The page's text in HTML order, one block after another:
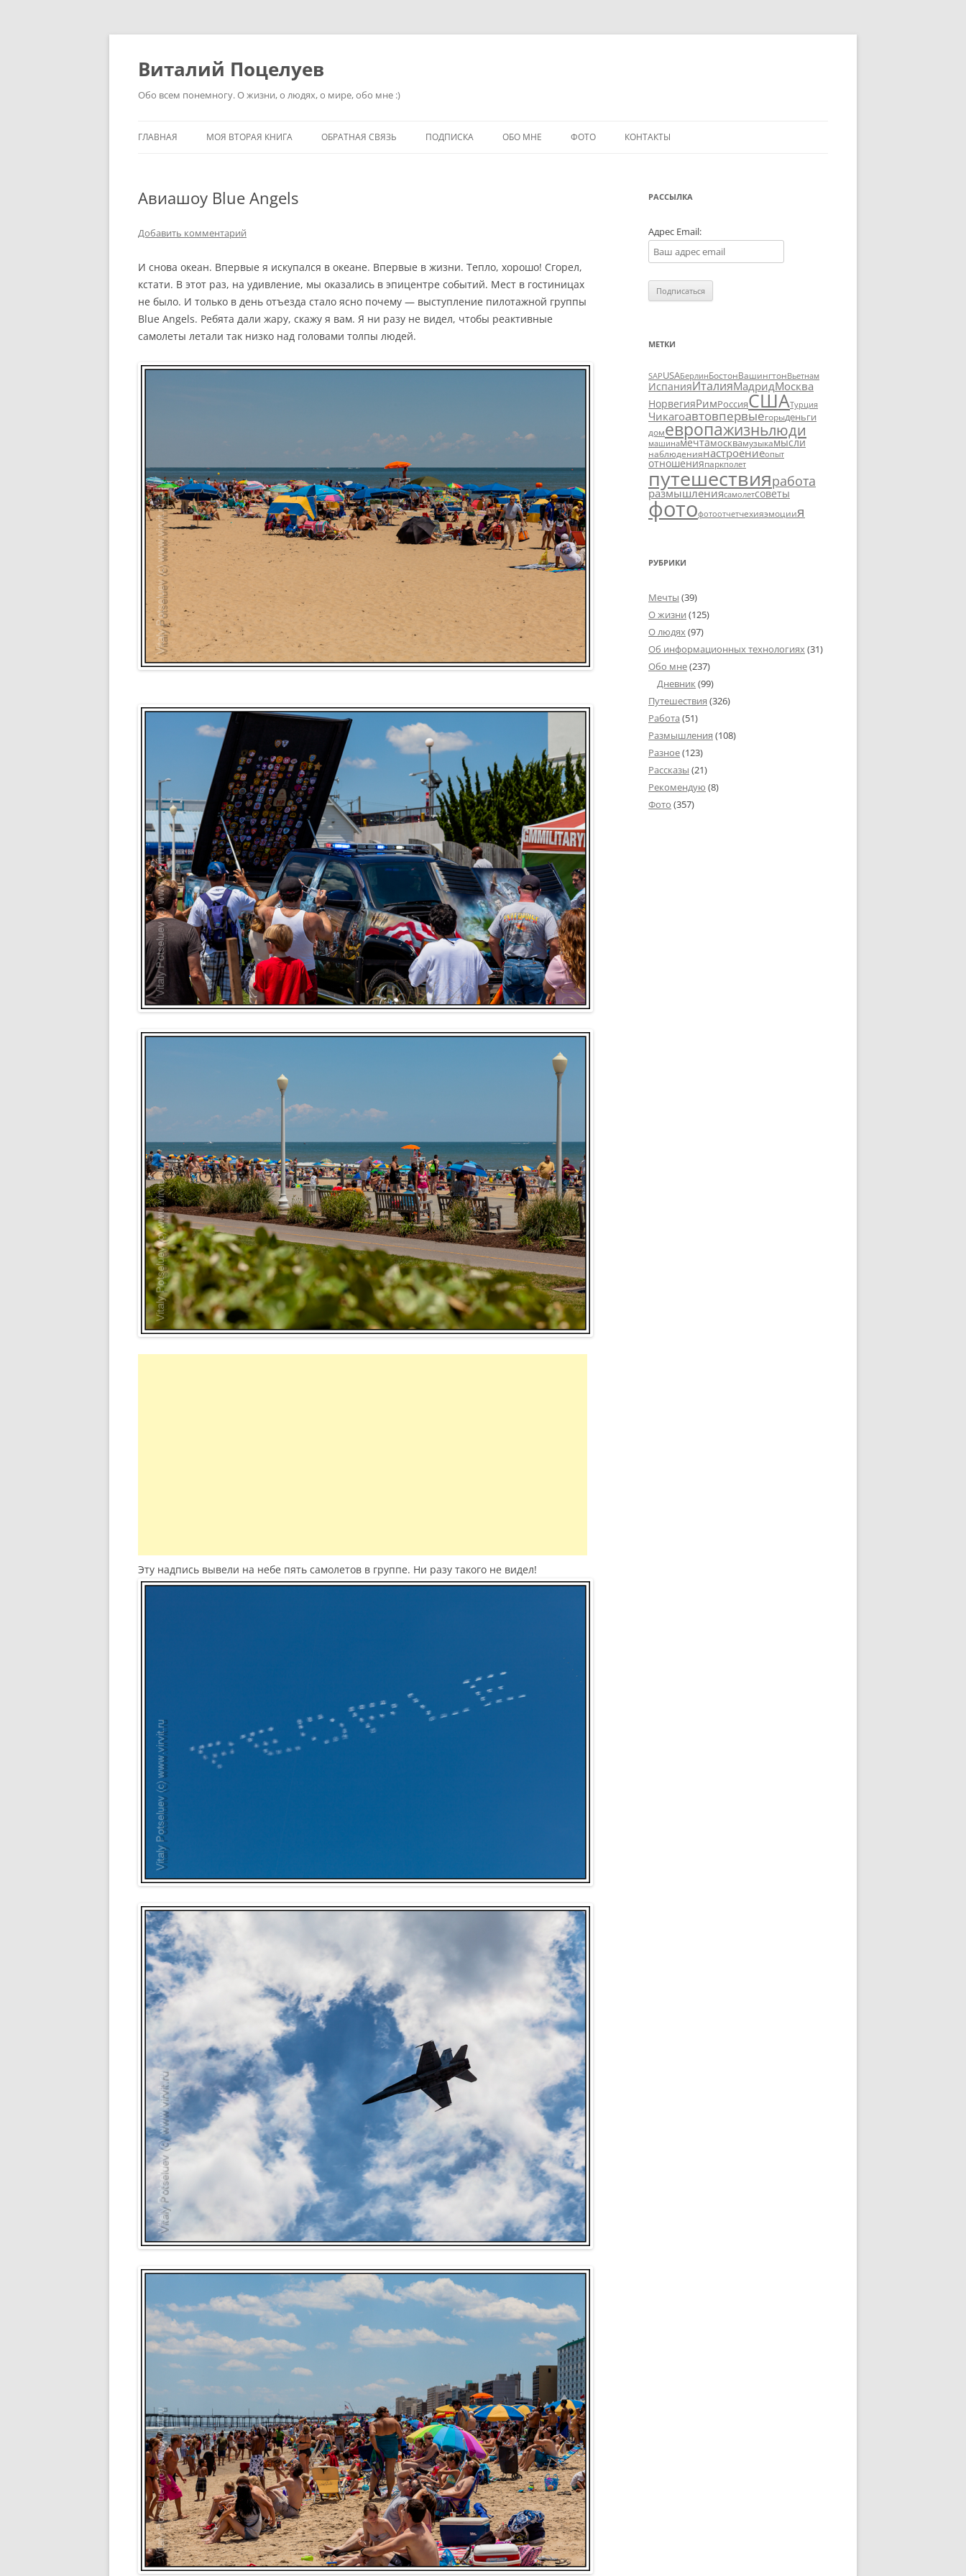
Перейти
Виталий Поцелуев
Обо всем понемногу. О жизни, о людях, о мире, обо мне :)
ГЛАВНАЯ МОЯ ВТОРАЯ КНИГА ОБРАТНАЯ СВЯЗЬ ПОДПИСКА ОБО МНЕ ФОТО КОНТАКТЫ
Авиашоу Blue Angels
Добавить комментарий
И снова океан. Впервые я искупался в океане. Впервые в жизни. Тепло, хорошо! Сгорел,
кстати. В этот раз, на удивление, мы оказались в эпицентре событий. Мест в гостиницах
не было. И только в день отъезда стало ясно почему — выступление пилотажной группы
Blue Angels. Ребята дали жару, скажу я вам. Я ни разу не видел, чтобы реактивные
самолеты летали так низко над головами толпы людей.
Эту надпись вывели на небе пять самолетов в группе. Ни разу такого не видел!
РАССЫЛКА
Адрес Email:
МЕТКИ
SAPUSAБерлинБостонВашингтонВьетнам
ИспанияИталияМадридМосква
НорвегияРимРоссияСШАТурция
Чикагоавтовпервыегорыденьги
домевропажизньлюди
машинамечтамосквамузыкамысли
наблюдениянастроениеопыт
отношенияпаркполет
путешествияработа
размышлениясамолетсоветы
фотофотоотчетчехияэмоциия
РУБРИКИ
Мечты (39)
О жизни (125)
О людях(97)
Об информационных технологиях(31)
Обо мне(237)
Дневник(99)
Путешествия (326)
Работа (51)
Размышления (108)
Разное(123)
Рассказы (21)
Рекомендую (8)
Фото (357)